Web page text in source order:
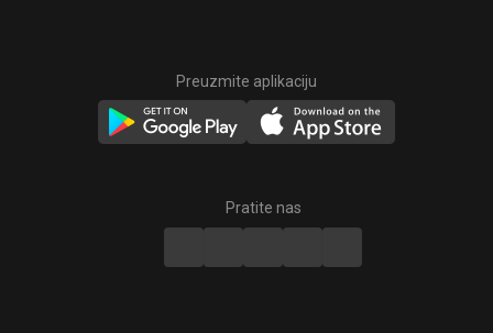
Preuzmite aplikaciju